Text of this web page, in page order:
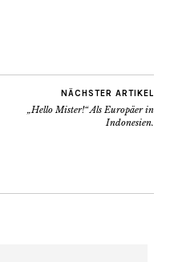
NÄCHSTER ARTIKEL
„Hello Mister!“ Als Europäer in
Indonesien.